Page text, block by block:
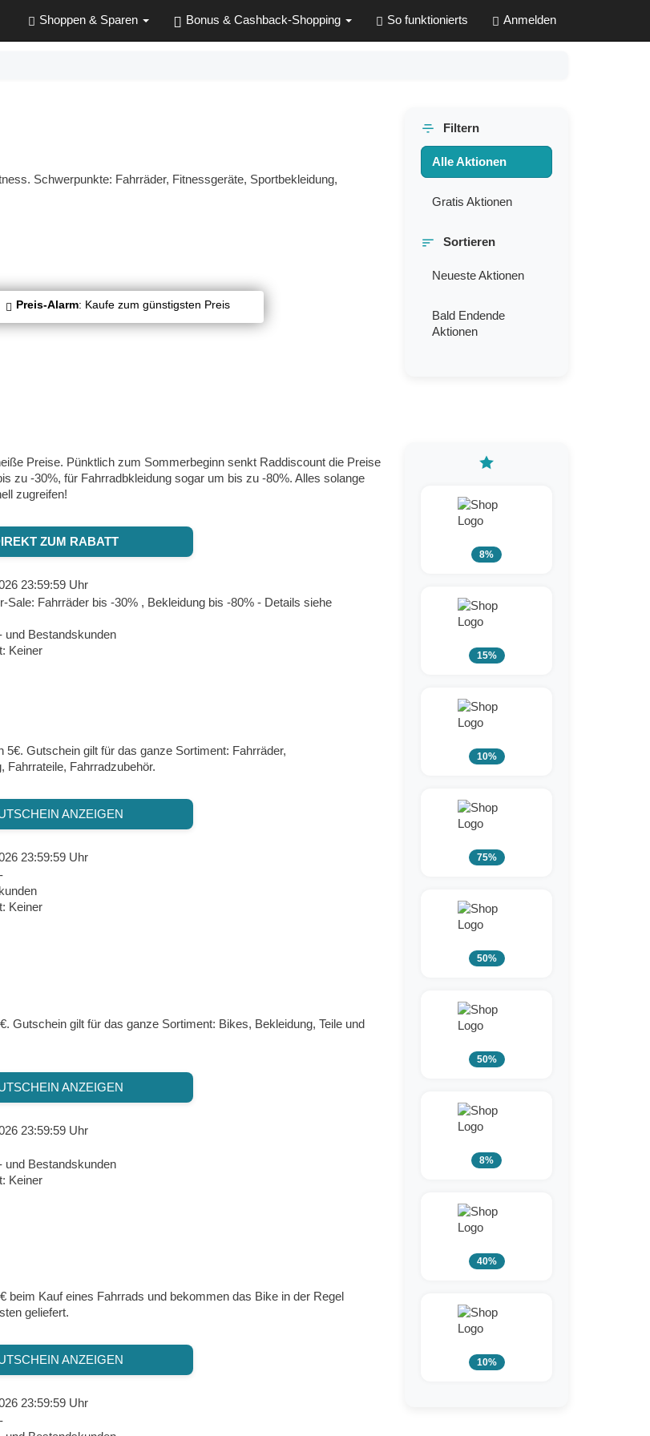
Shoppen & Sparen Bonus & Cashback-Shopping So funktionierts Anmelden
Filtern
Alle Aktionen
Gratis Aktionen
Sortieren
Neueste Aktionen
Bald Endende
Aktionen
Schwerpunkte: Fahrräder, Fitnessgeräte, Sportbekleidung,
Preis-Alarm: Kaufe zum günstigsten Preis
8%
15%
10%
75%
50%
50%
8%
40%
10%
Preise. Pünktlich zum Sommerbeginn senkt Raddiscount die Preise
zu -30%, für Fahrradbkleidung sogar um bis zu -80%. Alles solange
zugreifen!
ZUM RABATT
23:59:59 Uhr
Sale: Fahrräder bis -30% , Bekleidung bis -80% - Details siehe
und Bestandskunden
Keiner
5€. Gutschein gilt für das ganze Sortiment: Fahrräder,
Fahrrateile, Fahrradzubehör.
ANZEIGEN
23:59:59 Uhr
Keiner
Gutschein gilt für das ganze Sortiment: Bikes, Bekleidung, Teile und
ANZEIGEN
23:59:59 Uhr
und Bestandskunden
Keiner
beim Kauf eines Fahrrads und bekommen das Bike in der Regel
geliefert.
ANZEIGEN
23:59:59 Uhr